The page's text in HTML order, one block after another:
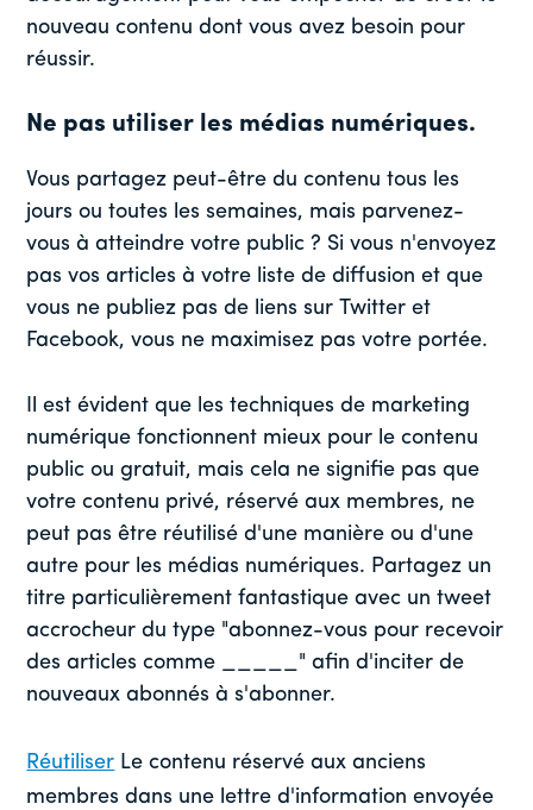
nouveau contenu dont vous avez besoin pour
réussir.
Ne pas utiliser les médias numériques.
Vous partagez peut-être du contenu tous les
jours ou toutes les semaines, mais parvenez-
vous à atteindre votre public ? Si vous n'envoyez
pas vos articles à votre liste de diffusion et que
vous ne publiez pas de liens sur Twitter et
Facebook, vous ne maximisez pas votre portée.
Il est évident que les techniques de marketing
numérique fonctionnent mieux pour le contenu
public ou gratuit, mais cela ne signifie pas que
votre contenu privé, réservé aux membres, ne
peut pas être réutilisé d'une manière ou d'une
autre pour les médias numériques. Partagez un
titre particulièrement fantastique avec un tweet
accrocheur du type "abonnez-vous pour recevoir
des articles comme _____" afin d'inciter de
nouveaux abonnés à s'abonner.
Réutiliser Le contenu réservé aux anciens
membres dans une lettre d'information envoyée